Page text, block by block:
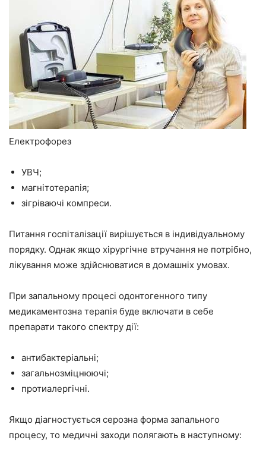
Електрофорез
УВЧ;
магнітотерапія;
зігріваючі компреси.
Питання госпіталізації вирішується в індивідуальному
порядку. Однак якщо хірургічне втручання не потрібно,
лікування може здійснюватися в домашніх умовах.
При запальному процесі одонтогенного типу
медикаментозна терапія буде включати в себе
препарати такого спектру дії:
антибактеріальні;
загальнозміцнюючі;
протиалергічні.
Якщо діагностується серозна форма запального
процесу, то медичні заходи полягають в наступному: